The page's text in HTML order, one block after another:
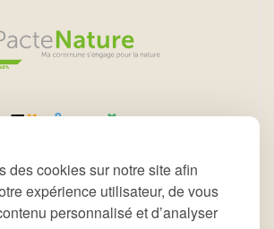
des cookies sur notre site afin
expérience utilisateur, de vous
personnalisé et d’analyser